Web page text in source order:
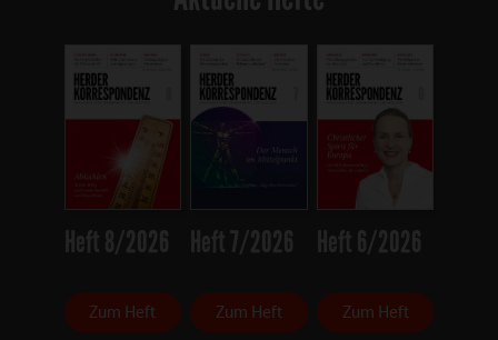
Heft 8/2026
Zum Heft
Heft 7/2026
Zum Heft
Heft 6/2026
Zum Heft